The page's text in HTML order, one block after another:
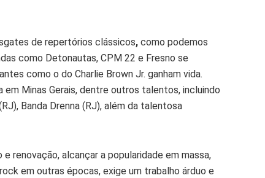
de repertórios clássicos, como podemos
como Detonautas, CPM 22 e Fresno se
como o do Charlie Brown Jr. ganham vida.
Minas Gerais, dentre outros talentos, incluindo
Banda Drenna (RJ), além da talentosa
renovação, alcançar a popularidade em massa,
em outras épocas, exige um trabalho árduo e